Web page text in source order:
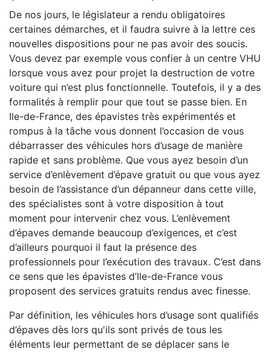
De nos jours, le législateur a rendu obligatoires
certaines démarches, et il faudra suivre à la lettre ces
nouvelles dispositions pour ne pas avoir des soucis.
Vous devez par exemple vous confier à un centre VHU
lorsque vous avez pour projet la destruction de votre
voiture qui n’est plus fonctionnelle. Toutefois, il y a des
formalités à remplir pour que tout se passe bien. En
Ile-de-France, des épavistes très expérimentés et
rompus à la tâche vous donnent l’occasion de vous
débarrasser des véhicules hors d’usage de manière
rapide et sans problème. Que vous ayez besoin d’un
service d’enlèvement d’épave gratuit ou que vous ayez
besoin de l’assistance d’un dépanneur dans cette ville,
des spécialistes sont à votre disposition à tout
moment pour intervenir chez vous. L’enlèvement
d’épaves demande beaucoup d’exigences, et c’est
d’ailleurs pourquoi il faut la présence des
professionnels pour l’exécution des travaux. C’est dans
ce sens que les épavistes d’Ile-de-France vous
proposent des services gratuits rendus avec finesse.
Par définition, les véhicules hors d’usage sont qualifiés
d’épaves dès lors qu'ils sont privés de tous les
éléments leur permettant de se déplacer sans le